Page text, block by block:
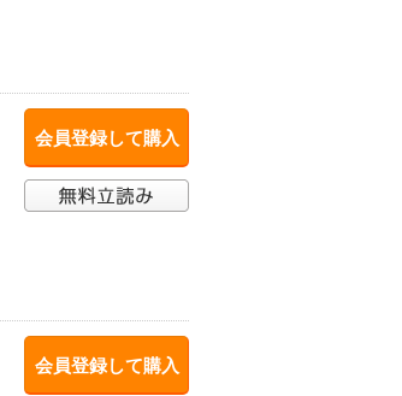
会員登録して購入
会員登録して購入